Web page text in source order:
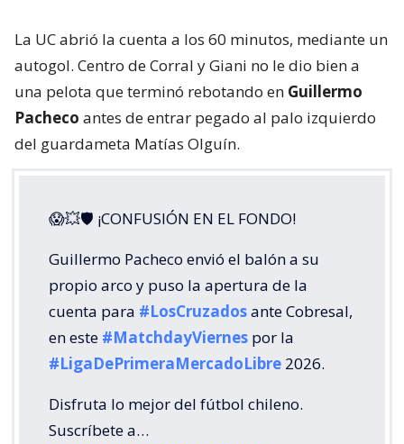
La UC abrió la cuenta a los 60 minutos, mediante un
autogol. Centro de Corral y Giani no le dio bien a
una pelota que terminó rebotando en Guillermo
Pacheco antes de entrar pegado al palo izquierdo
del guardameta Matías Olguín.
😱💥🛡 ¡CONFUSIÓN EN EL FONDO!
Guillermo Pacheco envió el balón a su
propio arco y puso la apertura de la
cuenta para #LosCruzadosante Cobresal,
en este #MatchdayViernes por la
#LigaDePrimeraMercadoLibre 2026.
Disfruta lo mejor del fútbol chileno.
Suscríbete a…